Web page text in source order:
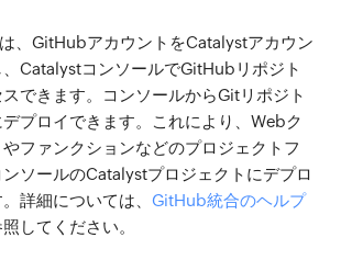
、GitHubアカウントをCatalystアカウン
、CatalystコンソールでGitHubリポジト
スできます。コンソールからGitリポジト
デプロイできます。これにより、Webク
ファンクションなどのプロジェクトフ
ンソールのCatalystプロジェクトにデプロ
詳細については、 GitHub統合のヘルプ
してください。